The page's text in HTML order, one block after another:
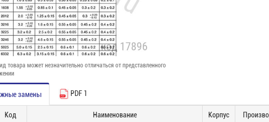
товара может незначительно отличаться от представленного
замены PDF 1
Код Наименование Корпус